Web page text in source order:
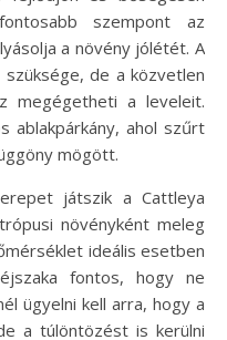
szempont az
a növény jólétét. A
de a közvetlen
megégetheti a leveleit.
ablakpárkány, ahol szűrt
mögött.
játszik a Cattleya
növényként meleg
ideális esetben
fontos, hogy ne
ügyelni kell arra, hogy a
a túlöntözést is kerülni